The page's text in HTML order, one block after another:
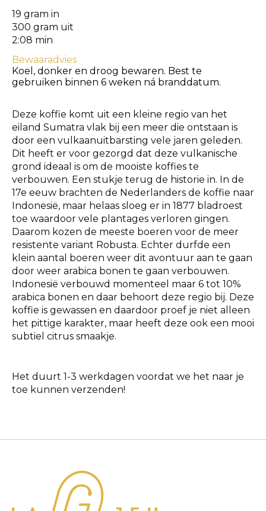
19 gram in
300 gram uit
2:08 min
Bewaaradvies
Koel, donker en droog bewaren. Best te
gebruiken binnen 6 weken ná branddatum.
Deze koffie komt uit een kleine regio van het
eiland Sumatra vlak bij een meer die ontstaan is
door een vulkaanuitbarsting vele jaren geleden.
Dit heeft er voor gezorgd dat deze vulkanische
grond ideaal is om de mooiste koffies te
verbouwen. Een stukje terug de historie in. In de
17e eeuw brachten de Nederlanders de koffie naar
Indonesië, maar helaas sloeg er in 1877 bladroest
toe waardoor vele plantages verloren gingen.
Daarom kozen de meeste boeren voor de meer
resistente variant Robusta. Echter durfde een
klein aantal boeren weer dit avontuur aan te gaan
door weer arabica bonen te gaan verbouwen.
Indonesië verbouwd momenteel maar 6 tot 10%
arabica bonen en daar behoort deze regio bij. Deze
koffie is gewassen en daardoor proef je niet alleen
het pittige karakter, maar heeft deze ook een mooi
subtiel citrus smaakje.
Het duurt 1-3 werkdagen voordat we het naar je
toe kunnen verzenden!